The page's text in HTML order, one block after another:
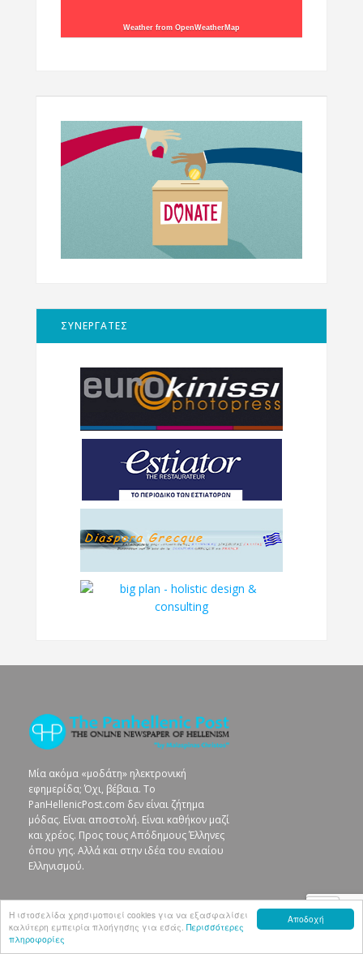
Αποδοχή
Η ιστοσελίδα χρησιμοποιεί cookies για να εξασφαλίσει
καλύτερη εμπειρία πλοήγησης για εσάς. Περισσότερες
πληροφορίες
Weather from OpenWeatherMap
ΣΥΝΕΡΓΑΤΕΣ
Μία ακόμα «μοδάτη» ηλεκτρονική
εφημερίδα; Όχι, βέβαια. To
PanHellenicPost.com δεν είναι ζήτημα
μόδας. Είναι αποστολή. Είναι καθήκον μαζί
και χρέος. Προς τους Απόδημους Έλληνες
όπου γης. Αλλά και στην ιδέα του ενιαίου
Ελληνισμού.
Newsletter